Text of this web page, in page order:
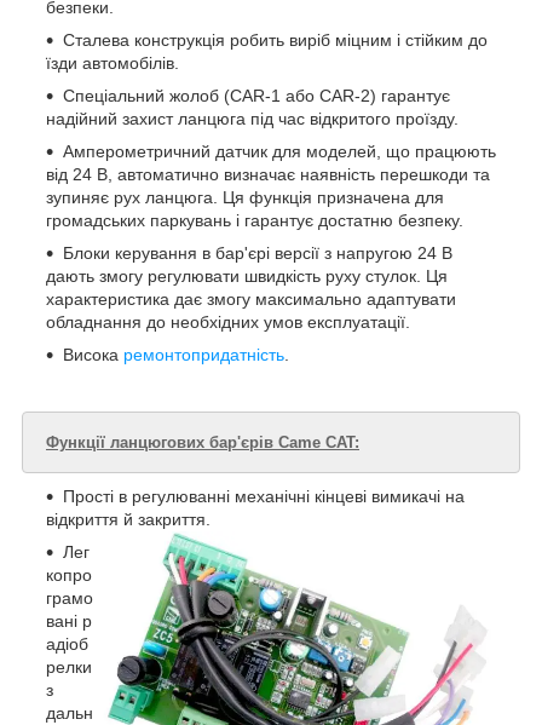
безпеки.
Сталева конструкція робить виріб міцним і стійким до
їзди автомобілів.
Спеціальний жолоб (CAR-1 або CAR-2) гарантує
надійний захист ланцюга під час відкритого проїзду.
Амперометричний датчик для моделей, що працюють
від 24 В, автоматично визначає наявність перешкоди та
зупиняє рух ланцюга. Ця функція призначена для
громадських паркувань і гарантує достатню безпеку.
Блоки керування в бар'єрі версії з напругою 24 В
дають змогу регулювати швидкість руху стулок. Ця
характеристика дає змогу максимально адаптувати
обладнання до необхідних умов експлуатації.
Висока ремонтопридатність.
Функції ланцюгових бар'єрів Came CAT:
Прості в регулюванні механічні кінцеві вимикачі на
відкриття й закриття.
Лег
копро
грамо
вані р
адіоб
релки
з
дальн